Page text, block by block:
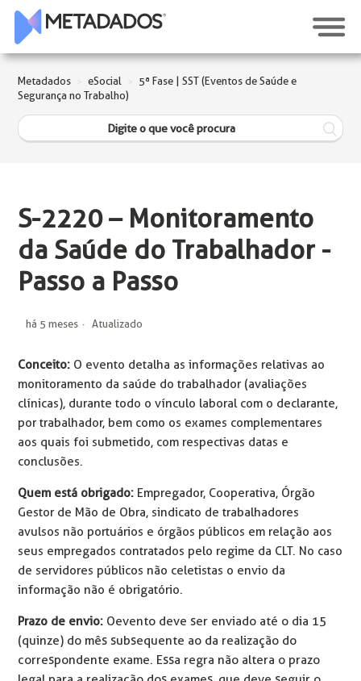
Metadados eSocial
5ª Fase | SST (Eventos de Saúde e
Segurança no Trabalho)
S-2220 – Monitoramento
da Saúde do Trabalhador -
Passo a Passo
há 5 meses Atualizado
Conceito: O evento detalha as informações relativas ao
monitoramento da saúde do trabalhador (avaliações
clínicas), durante todo o vínculo laboral com o declarante,
por trabalhador, bem como os exames complementares
aos quais foi submetido, com respectivas datas e
conclusões.
Quem está obrigado: Empregador, Cooperativa, Órgão
Gestor de Mão de Obra, sindicato de trabalhadores
avulsos não portuários e órgãos públicos em relação aos
seus empregados contratados pelo regime da CLT. No caso
de servidores públicos não celetistas o envio da
informação não é obrigatório.
Prazo de envio: Oevento deve ser enviado até o dia 15
(quinze) do mês subsequente ao da realização do
correspondente exame. Essa regra não altera o prazo